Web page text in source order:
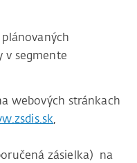
v segmente
webových stránkach
,
zásielka) na